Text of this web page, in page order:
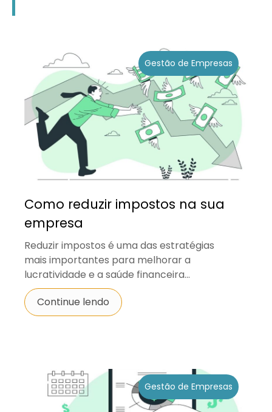
Gestão de Empresas
Como reduzir impostos na sua
empresa
Reduzir impostos é uma das estratégias
mais importantes para melhorar a
lucratividade e a saúde financeira...
Continue lendo
Gestão de Empresas